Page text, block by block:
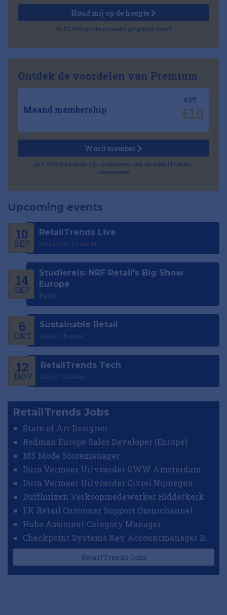
Houd mij op de hoogte
Al 57.500 professionals gingen je voor!
Ontdek de voordelen van Premium
Maand membership
€39
€10
Word member
Al 2.500 bedrijven zijn onderdeel van de RetailTrends-
community
Upcoming events
10
SEP
RetailTrends Live
DeLaMar Theater
14
SEP
Studiereis: NRF Retail's Big Show
Europe
Parijs
6
OKT
Sustainable Retail
AFAS Theater
12
NOV
RetailTrends Tech
AFAS Theater
RetailTrends Jobs
State of Art Designer
Redman Europe Sales Developer (Europe)
MS Mode Storemanager
Dura Vermeer Uitvoerder GWW Amsterdam
Dura Vermeer Uitvoerder Civiel Nijmegen
Duifhuizen Verkoopmedewerker Ridderkerk
EK Retail Customer Support Omnichannel
Hubo Assistent Category Manager
RetailTrends Jobs